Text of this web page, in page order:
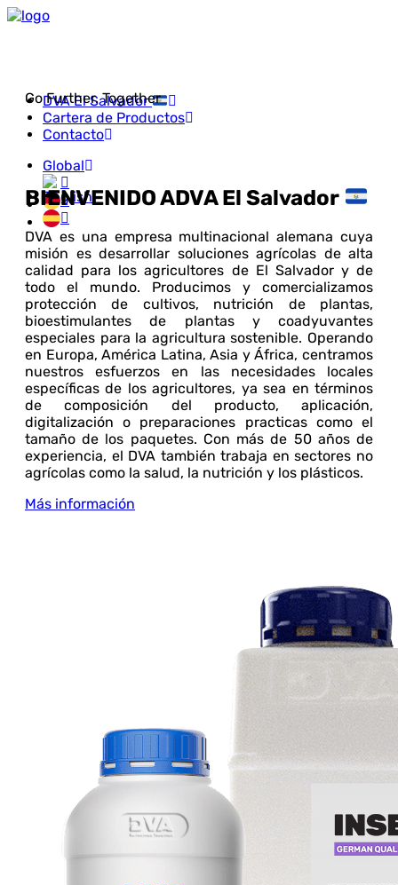
DVA El Salvador
Cartera de Productos
Contacto
Global
Go Further. Together
BIENVENIDO ADVA El Salvador
DVA es una empresa multinacional alemana cuya
misión es desarrollar soluciones agrícolas de alta
calidad para los agricultores de El Salvador y de
todo el mundo. Producimos y comercializamos
protección de cultivos, nutrición de plantas,
bioestimulantes de plantas y coadyuvantes
especiales para la agricultura sostenible. Operando
en Europa, América Latina, Asia y África, centramos
nuestros esfuerzos en las necesidades locales
específicas de los agricultores, ya sea en términos
de composición del producto, aplicación,
digitalización o preparaciones practicas como el
tamaño de los paquetes. Con más de 50 años de
experiencia, el DVA también trabaja en sectores no
agrícolas como la salud, la nutrición y los plásticos.
Más información